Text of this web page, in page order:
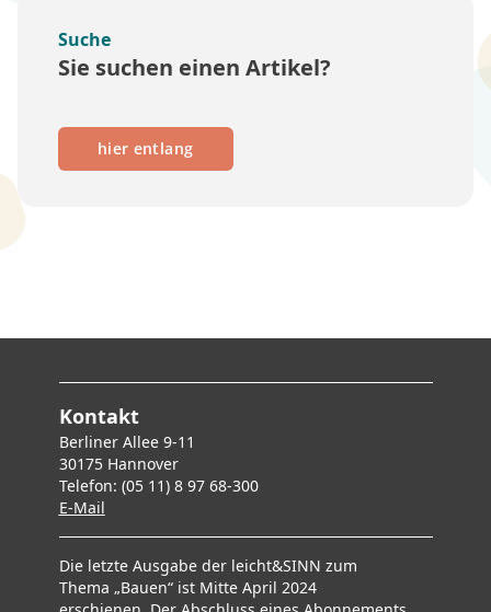
Suche
Sie suchen einen Artikel?
hier entlang
Kontakt
Berliner Allee 9-11
30175 Hannover
Telefon: (05 11) 8 97 68-300
E-Mail
Die letzte Ausgabe der leicht&SINN zum
Thema „Bauen“ ist Mitte April 2024